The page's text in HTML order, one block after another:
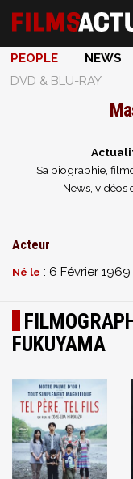
PEOPLE NEWS
DVD & BLU-RAY
Sa biographie,
News, vidéos
Acteur
Né le : 6 Février 1969
FUKUYAMA